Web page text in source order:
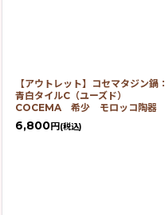
【アウトレット】コセマタジン鍋：
青白タイルC（ユーズド）
COCEMA 希少 モロッコ陶器
6,800円(税込)